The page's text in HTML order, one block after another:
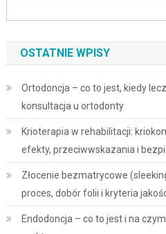
OSTATNIE WPISY
Ortodoncja – co to jest, kiedy
konsultacja u ortodonty
Krioterapia w rehabilitacji:
efekty, przeciwwskazania i
Złocenie bezmatrycowe
proces, dobór folii i kryteria
Endodoncja – co to jest i na